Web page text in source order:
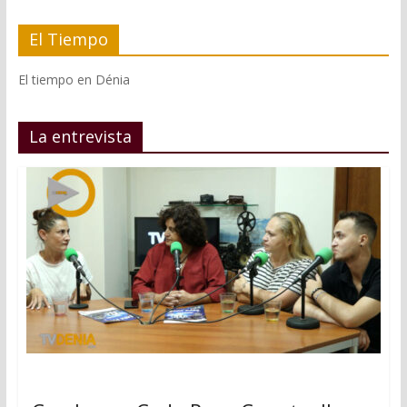
El Tiempo
El tiempo en Dénia
La entrevista